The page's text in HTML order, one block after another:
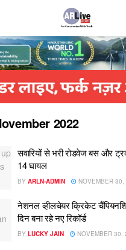
2022
सवारियों से भरी रोडवेज बस और
14 घायल
BY ARLN-ADMIN NOVEMBER 30,
नेशनल व्हीलचेयर क्रिकेट
दिन बना रहे नए रिकॉर्ड
BY LUCKY JAIN NOVEMBER 30,